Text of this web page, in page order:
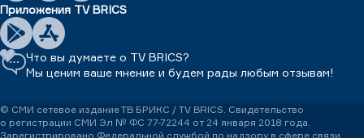
Приложения TV BRICS
Что вы думаете о TV BRICS?
Мы ценим ваше мнение и будем рады любым отзывам!
© СМИ сетевое издание ТВ БРИКС / TV BRICS. Свидетельство
о регистрации СМИ Эл № ФС 77-72244 от 24 января 2018 года.
Зарегистрировано Федеральной службой по надзору в сфере связи,